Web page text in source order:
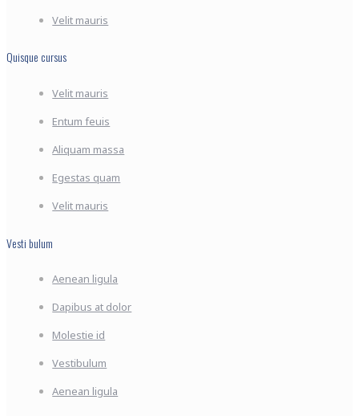
Velit mauris
Quisque cursus
Velit mauris
Entum feuis
Aliquam massa
Egestas quam
Velit mauris
Vesti bulum
Aenean ligula
Dapibus at dolor
Molestie id
Vestibulum
Aenean ligula